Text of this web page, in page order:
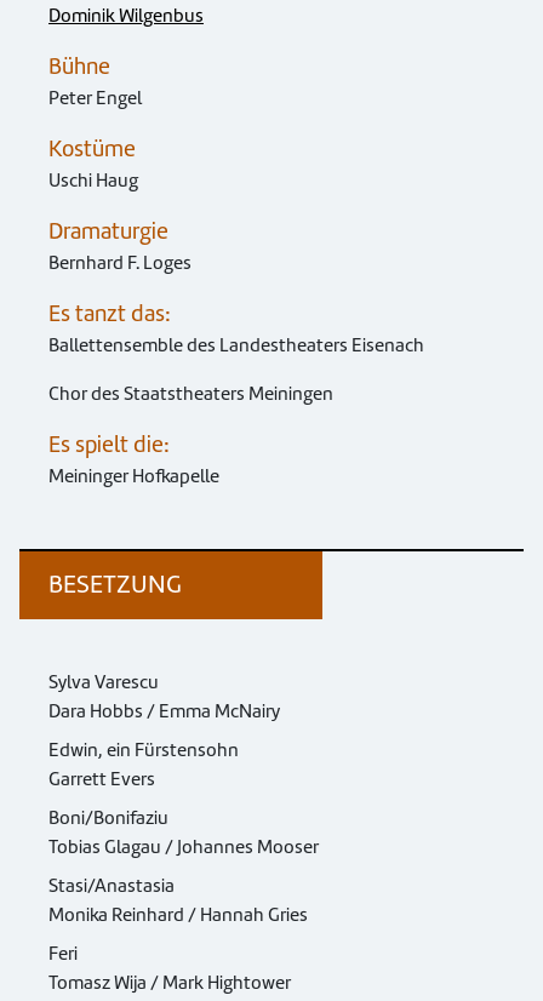
Dominik Wilgenbus
Bühne
Peter Engel
Kostüme
Uschi Haug
Dramaturgie
Bernhard F. Loges
Es tanzt das:
Ballettensemble des Landestheaters Eisenach
Chor des Staatstheaters Meiningen
Es spielt die:
Meininger Hofkapelle
BESETZUNG
Sylva Varescu
Dara Hobbs / Emma McNairy
Edwin, ein Fürstensohn
Garrett Evers
Boni/Bonifaziu
Tobias Glagau / Johannes Mooser
Stasi/Anastasia
Monika Reinhard / Hannah Gries
Feri
Tomasz Wija / Mark Hightower